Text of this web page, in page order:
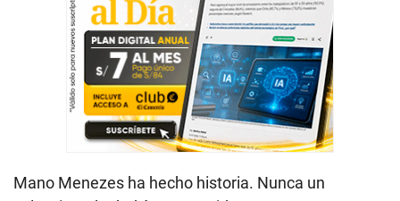
Mano Menezes ha hecho historia. Nunca un